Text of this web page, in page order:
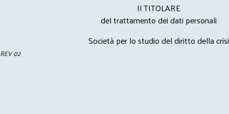
Il TITOLARE
del trattamento dei dati personali
Società per lo studio del diritto della crisi
REV 02